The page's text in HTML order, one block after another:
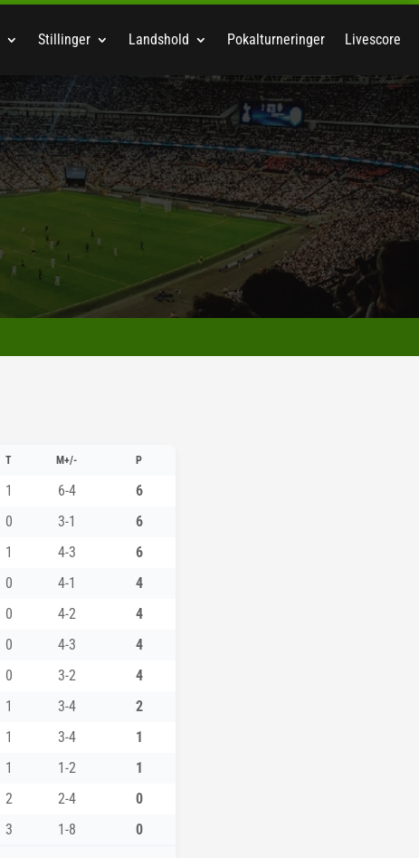
Stillinger Landshold Pokalturneringer Livescore
T M+/- P
1 6-4
6
0 3-1
6
1 4-3
6
0 4-1
4
0 4-2
4
0 4-3
4
0 3-2
4
1 3-4
2
1 3-4
1
1 1-2
1
2 2-4
0
3 1-8 0